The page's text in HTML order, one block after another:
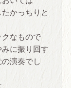
かっちりと
なもので
に振り回す
演奏でし